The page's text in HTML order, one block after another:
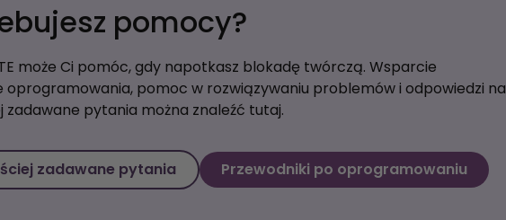
pomocy?
może Ci pomóc, gdy napotkasz blokadę twórczą. Wsparcie
pomoc w rozwiązywaniu problemów i odpowiedzi na
zadawane pytania można znaleźć tutaj.
zadawane pytania Przewodniki po oprogramowaniu